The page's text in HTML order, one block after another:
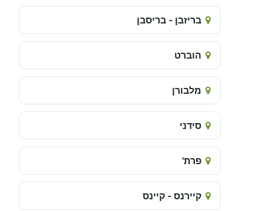
בריזבן - בריסבן
הוברט
מלבורן
סידני
פרת'
קיירנס - קיינס